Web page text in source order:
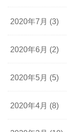
2020年7月 (3)
2020年6月 (2)
2020年5月 (5)
2020年4月 (8)